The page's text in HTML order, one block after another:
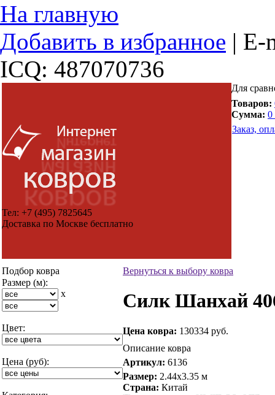
На главную
Добавить в избранное | E-
ICQ: 487070736
Тел: +7 (495) 7825645
Доставка по Москве бесплатно
Для
Товаров:
Сумма: 0
Заказ,
Подбор ковра
Размер (м):
x
Цвет:
Цена (руб):
Вернуться к выбору ковра
Силк Шанхай
Цена ковра: 130334 руб.
Описание ковра
Артикул: 6136
Размер: 2.44x3.35 м
Страна: Китай